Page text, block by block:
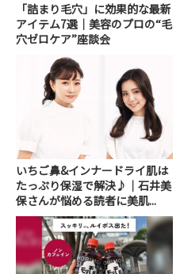
「詰まり毛穴」に効果的な最新
アイテム7選｜美容のプロの“毛
穴ゼロケア”座談会
いちご鼻&インナードライ肌は
たっぷり保湿で解決♪｜石井美
保さんが悩める読者に美肌...